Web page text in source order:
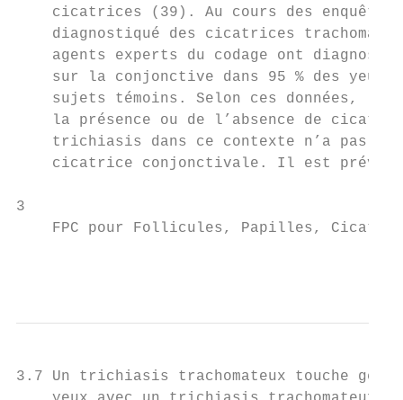
cicatrices (39). Au cours des
diagnostiqué des cicatrices
agents experts du codage ont
sur la conjonctive dans 95 % des yeux
sujets témoins. Selon ces données,
la présence ou de l’absence de
trichiasis dans ce contexte n’a pas
cicatrice conjonctivale. Il est prévu
3
FPC pour Follicules, Papilles,
3.7 Un trichiasis trachomateux touche